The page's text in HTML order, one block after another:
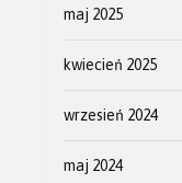
maj 2025
kwiecień 2025
wrzesień 2024
maj 2024